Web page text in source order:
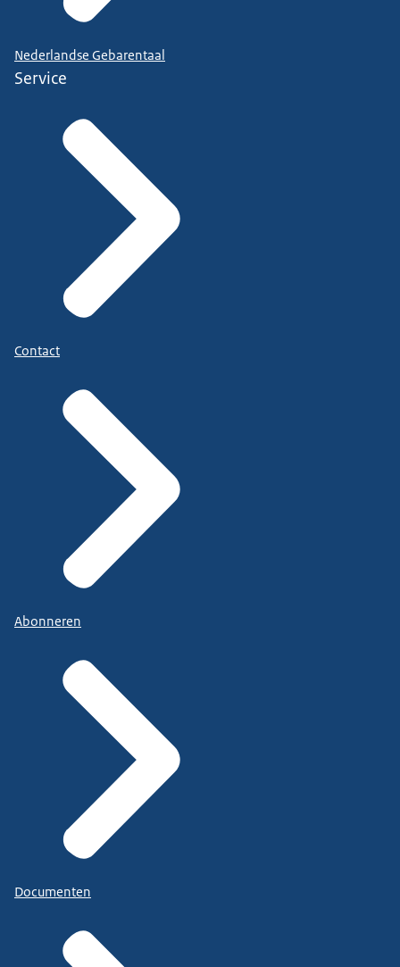
Nederlandse Gebarentaal
Service
Contact
Abonneren
Documenten